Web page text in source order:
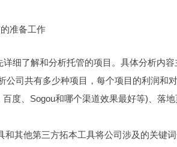
准备工作
细了解和分析托管的项目。具体分析内容
公司共有多少种项目，每个项目的利润和
度、Sogou和哪个渠道效果最好等)、落
其他第三方拓本工具将公司涉及的关键